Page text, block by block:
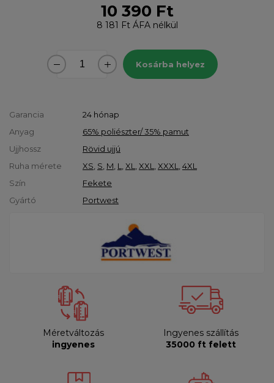
10 390 Ft
8 181 FtÁFA nélkül
Kosárba helyez
Garancia
24 hónap
Anyag
65% poliészter/ 35% pamut
Ujjhossz
Rövid ujjú
Ruha mérete
XS S M L XL XXL XXXL
4XL
Szín
Fekete
Gyártó
Portwest
Méretváltozás
ingyenes
Ingyenes szállítás
35000 ft felett